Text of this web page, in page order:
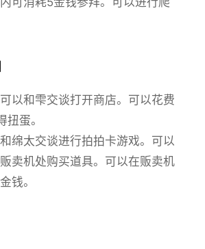
以和雫交谈打开商店。可以花费
扭蛋。
绵太交谈进行拍拍卡游戏。可以
卖机处购买道具。可以在贩卖机
钱。